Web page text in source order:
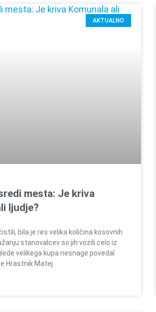
AKTUALNO
mesta: Je kriva
ljudje?
bila je res velika količina kosovnih
stanovalcev so jih vozili celo iz
velikega kupa nesnage povedal
Hrastnik Matej